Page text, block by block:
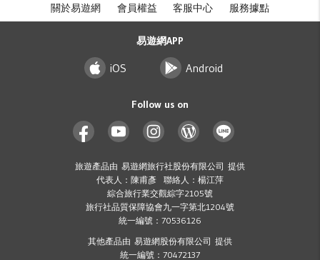
關於易遊網 會員權益 客服中心 服務據點
易遊網APP
iOS Android
Follow us on
旅遊產品由 易遊網旅行社股份有限公司 提供
代表人：陳甫彥 聯絡人：楊江萍
綜合旅行業交觀綜字2105號
旅行社品質保障協會九一字第北1204號
統一編號：70536126
其他產品由 易遊網股份有限公司 提供
統一編號：70472137